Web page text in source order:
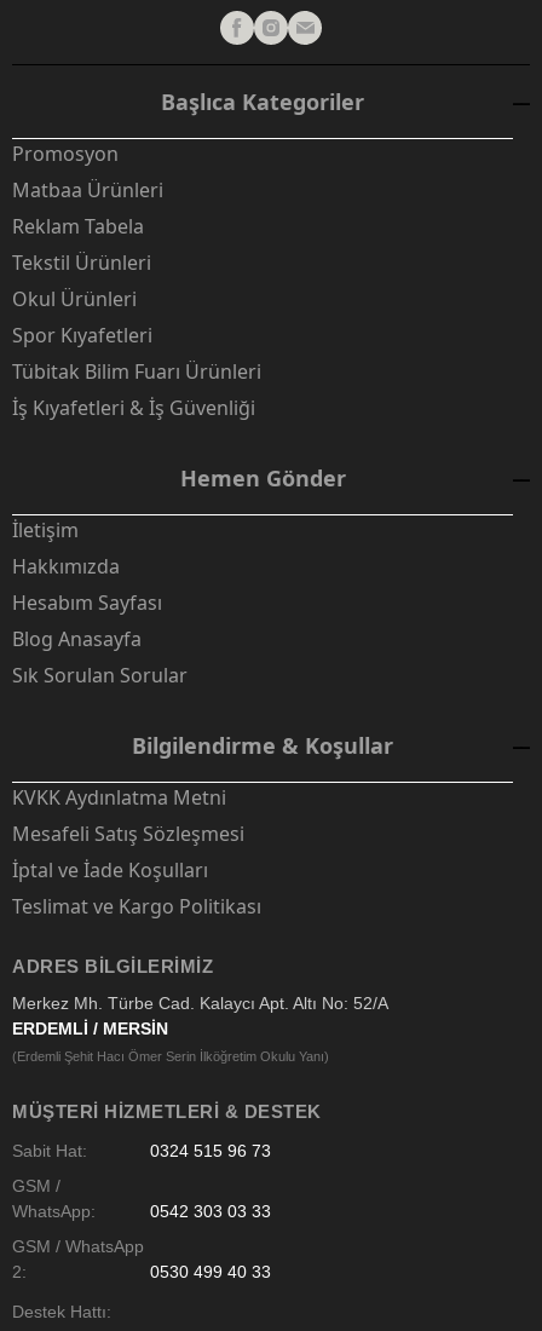
Başlıca Kategoriler
Promosyon
Matbaa Ürünleri
Reklam Tabela
Tekstil Ürünleri
Okul Ürünleri
Spor Kıyafetleri
Tübitak Bilim Fuarı Ürünleri
İş Kıyafetleri & İş Güvenliği
Hemen Gönder
İletişim
Hakkımızda
Hesabım Sayfası
Blog Anasayfa
Sık Sorulan Sorular
Bilgilendirme & Koşullar
KVKK Aydınlatma Metni
Mesafeli Satış Sözleşmesi
İptal ve İade Koşulları
Teslimat ve Kargo Politikası
ADRES BILGILERIMIZ
Merkez Mh. Türbe Cad. Kalaycı Apt. Altı No: 52/A
ERDEMLİ / MERSİN
(Erdemli Şehit Hacı Ömer Serin İlköğretim Okulu Yanı)
MÜŞTERI HIZMETLERI & DESTEK
Sabit Hat:
0324 515 96 73
GSM /
WhatsApp:
0542 303 03 33
GSM / WhatsApp
2:
0530 499 40 33
Destek Hattı: